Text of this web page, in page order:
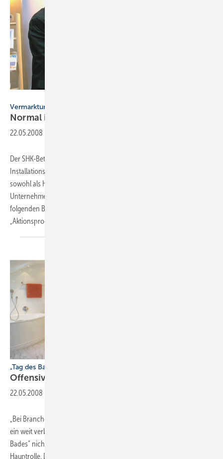
Vermarktungsbeispiele des SHK-Betriebs Stamos
Normal ist nicht
22.05.2008
Der SHK-Betrieb Stamos GmbH in Neuss hat sich vom klassischen
Installationsbetrieb zum vielseitigen Dienstleister gewandelt, der sich
sowohl als Handwerker als auch als Verkäufer versteht. Das
Unternehmen geht in Sachen Marketing viele Wege. Die drei
folgenden Beispiele zeigen einen Ausschnitt aus dem vielseitigen
„Aktionsprogramm“.
„Tag des Bades“ 2008
Offensive Badprofis machen
22.05.2008
„Bei Branchenauftritten ist der Einzelne immer nur ­Statist“ – so lautet
ein weit verbreitetes Vorurteil, das auf den bundesweiten „Tag des
Bades“ nicht zutrifft. Denn hier spielt der einzelne Betrieb sogar die
Haupt­rolle. Der folgende Beitrag informiert über das ­„Drehbuch“ und